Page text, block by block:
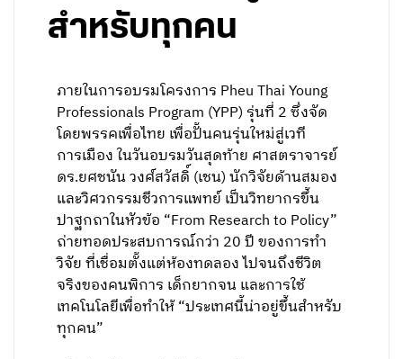
สำหรับทุกคน
ภายในการอบรมโครงการ Pheu Thai Young
Professionals Program (YPP) รุ่นที่ 2 ซึ่งจัด
โดยพรรคเพื่อไทย เพื่อปั้นคนรุ่นใหม่สู่เวที
การเมือง ในวันอบรมวันสุดท้าย ศาสตราจารย์
ดร.ยศชนัน วงศ์สวัสดิ์ (เชน) นักวิจัยด้านสมอง
และวิศวกรรมชีวการแพทย์ เป็นวิทยากรขึ้น
ปาฐกถาในหัวข้อ “From Research to Policy”
ถ่ายทอดประสบการณ์กว่า 20 ปี ของการทำ
วิจัย ที่เชื่อมตั้งแต่ห้องทดลอง ไปจนถึงชีวิต
จริงของคนพิการ เด็กยากจน และการใช้
เทคโนโลยีเพื่อทำให้ “ประเทศนี้น่าอยู่ขึ้นสำหรับ
ทุกคน”